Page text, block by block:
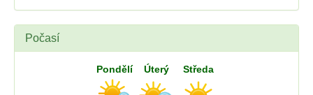
Počasí
Pondělí Úterý Středa